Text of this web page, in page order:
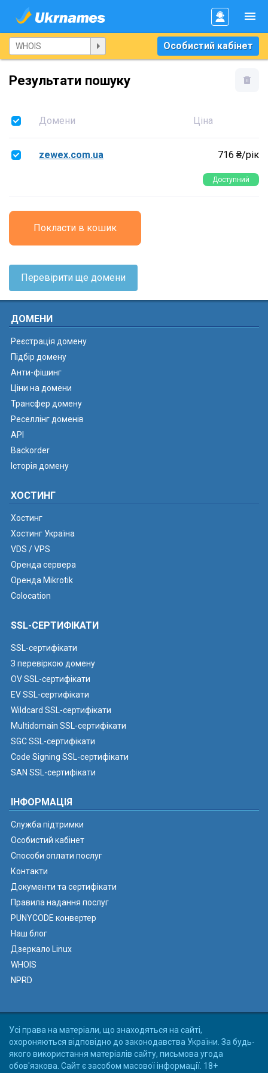
Особистий кабінет
Результати пошуку
Домени Ціна
zewex.com.ua 716 ₴/рік
Доступний
Покласти в кошик
Перевірити ще домени
ДОМЕНИ
Реєстрація домену
Підбір домену
Анти-фішинг
Ціни на домени
Трансфер домену
Реселлінг доменів
API
Backorder
Історія домену
ХОСТИНГ
Хостинг
Хостинг Україна
VDS / VPS
Оренда сервера
Оренда Mikrotik
Colocation
SSL-СЕРТИФІКАТИ
SSL-сертифікати
З перевіркою домену
OV SSL-сертифікати
EV SSL-сертифікати
Wildcard SSL-сертифікати
Multidomain SSL-сертифікати
SGC SSL-сертифікати
Code Signing SSL-сертифікати
SAN SSL-сертифікати
ІНФОРМАЦІЯ
Служба підтримки
Особистий кабінет
Способи оплати послуг
Контакти
Документи та сертифікати
Правила надання послуг
PUNYCODE конвертер
Наш блог
Дзеркало Linux
WHOIS
NPRD
Усі права на матеріали, що знаходяться на сайті,
охороняються відповідно до законодавства України. За будь-
якого використання матеріалів сайту, письмова угода
обов'язкова. Сайт є засобом масової інформації. 18+